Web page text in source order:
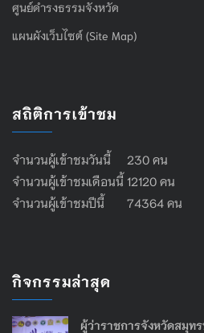
ศูนย์ดำรงธรรมจังหวัด
แผนผังเว็บไซต์ (Site Map)
สถิติการเข้าชม
จำนวนผู้เข้าชมวันนี้ 230 คน
จำนวนผู้เข้าชมเดือนนี้ 12120 คน
จำนวนผู้เข้าชมปีนี้ 74364 คน
กิจกรรมล่าสุด
ผู้ว่าราชการจังหวัดสมุท